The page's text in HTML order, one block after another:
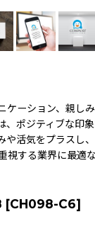
ーション、親
ポジティブな
活気をプラス
する業界に最
[CH098-C6]